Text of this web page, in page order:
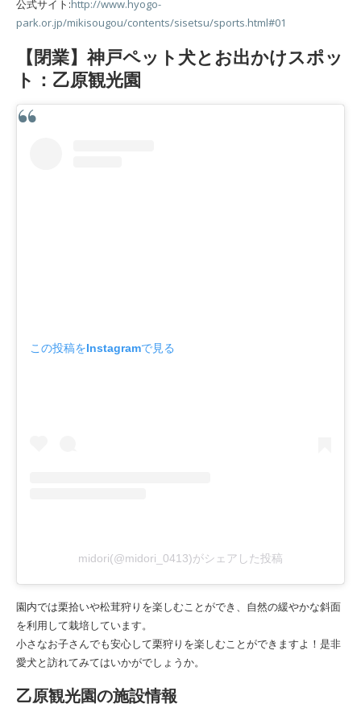
公式サイト:http://www.hyogo-
park.or.jp/mikisougou/contents/sisetsu/sports.html#01
【閉業】神戸ペット犬とお出かけスポッ
ト：乙原観光園
この投稿をInstagramで見る
midori(@midori_0413)がシェアした投稿
園内では栗拾いや松茸狩りを楽しむことができ、自然の緩やかな斜面
を利用して栽培しています。
小さなお子さんでも安心して栗狩りを楽しむことができますよ！是非
愛犬と訪れてみてはいかがでしょうか。
乙原観光園の施設情報